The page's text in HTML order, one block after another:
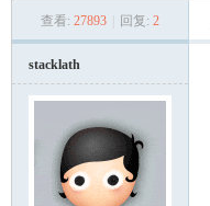
›
查看: 27893 回复: 2
stacklath